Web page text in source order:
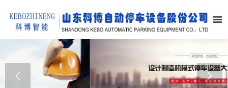

 